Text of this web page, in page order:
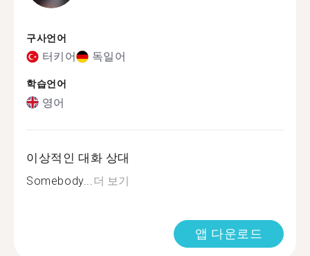
구사언어
터키어 독일어
학습언어
영어
이상적인 대화 상대
Somebody... 더 보기
앱 다운로드